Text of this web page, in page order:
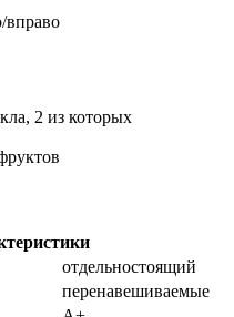
вправо
2 из которых
отдельностоящий
перенавешиваемые